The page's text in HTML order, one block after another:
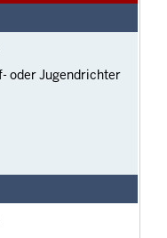
oder Jugendrichter